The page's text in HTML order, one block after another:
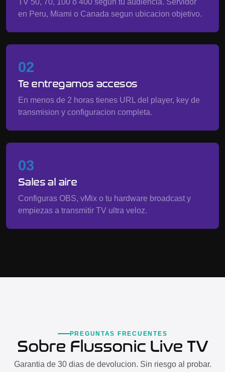
en Peru, Miami o Canada segun ubicacion objetivo.
02
Te entregamos accesos
En menos de 2 horas tienes URL del player, key de
transmision y configuracion completa.
03
Sales al aire
Configuras OBS, vMix o tu hardware broadcast y
empiezas a transmitir TV ultra veloz.
PREGUNTAS FRECUENTES
Sobre Flussonic Live TV
Garantia de 30 dias de devolucion. Sin riesgo al probar.